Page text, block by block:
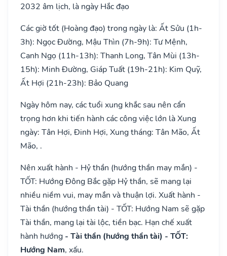
2032 âm lịch, là ngày Hắc đạo
Các giờ tốt (Hoàng đạo) trong ngày là: Ất Sửu (1h-
3h): Ngọc Đường, Mậu Thìn (7h-9h): Tư Mệnh,
Canh Ngọ (11h-13h): Thanh Long, Tân Mùi (13h-
15h): Minh Đường, Giáp Tuất (19h-21h): Kim Quỹ,
Ất Hợi (21h-23h): Bảo Quang
Ngày hôm nay, các tuổi xung khắc sau nên cẩn
trọng hơn khi tiến hành các công việc lớn là Xung
ngày: Tân Hợi, Đinh Hợi, Xung tháng: Tân Mão, Ất
Mão, .
Nên xuất hành - Hỷ thần (hướng thần may mắn) -
TỐT: Hướng Đông Bắc gặp Hỷ thần, sẽ mang lại
nhiều niềm vui, may mắn và thuận lợi. Xuất hành -
Tài thần (hướng thần tài) - TỐT: Hướng Nam sẽ gặp
Tài thần, mang lại tài lộc, tiền bạc. Hạn chế xuất
hành hướng - Tài thần (hướng thần tài) - TỐT:
Hướng Nam, xấu.